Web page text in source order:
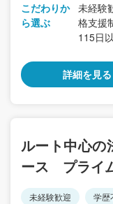
こだわりか
ら選ぶ
未経験
格支援
115日
詳細を見る
ルート中心の
ース プライ
未経験歓迎 学歴